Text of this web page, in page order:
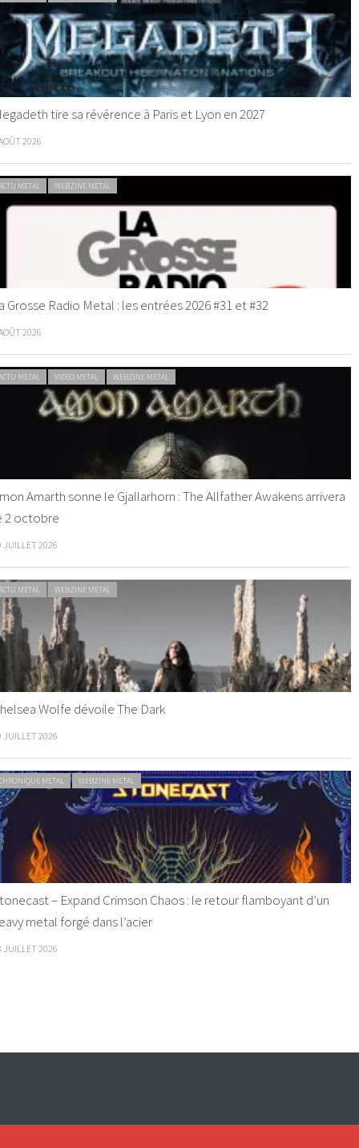
tire sa révérence à Paris et Lyon en 2027
2026
METAL WEBZINE METAL
Grosse Radio Metal : les entrées 2026 #31 et #32
2026
METAL VIDEO METAL WEBZINE METAL
Amarth sonne le Gjallarhorn : The Allfather Awakens arrivera
2 octobre
JUILLET 2026
METAL WEBZINE METAL
Wolfe dévoile The Dark
JUILLET 2026
METAL WEBZINE METAL
– Expand Crimson Chaos : le retour flamboyant d’un
metal forgé dans l’acier
JUILLET 2026